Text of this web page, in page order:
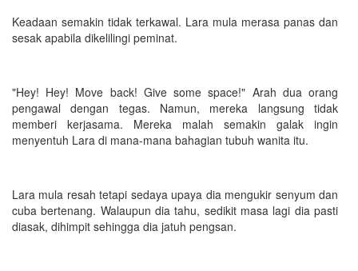
Keadaan semakin tidak terkawal. Lara mula merasa panas dan
sesak apabila dikelilingi peminat.
"Hey! Hey! Move back! Give some space!" Arah dua orang
pengawal dengan tegas. Namun, mereka langsung tidak
memberi kerjasama. Mereka malah semakin galak ingin
menyentuh Lara di mana-mana bahagian tubuh wanita itu.
Lara mula resah tetapi sedaya upaya dia mengukir senyum dan
cuba bertenang. Walaupun dia tahu, sedikit masa lagi dia pasti
diasak, dihimpit sehingga dia jatuh pengsan.